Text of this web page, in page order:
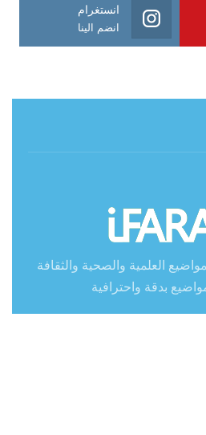
انستغرام
انضم الينا
العلمية والصحية والثقافة
بدقة واحترافية